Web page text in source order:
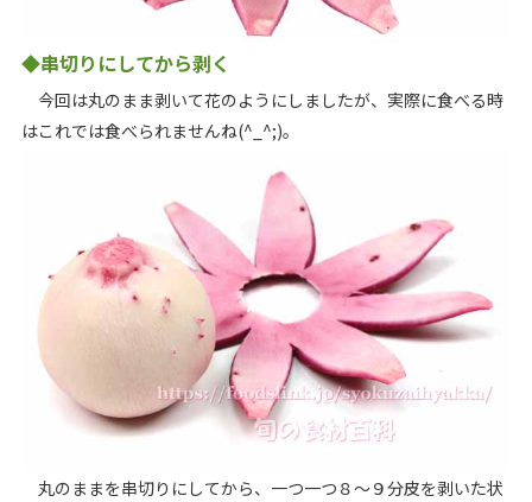
◆串切りにしてから剥く
今回は丸のまま剥いて花のようにしましたが、実際に食べる時
はこれでは食べられませんね(^_^;)。
丸のままを串切りにしてから、一つ一つ８～９分皮を剥いた状